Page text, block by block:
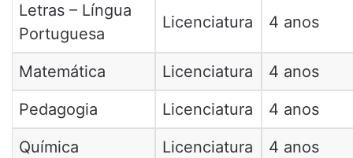
Letras – Língua
Portuguesa
Licenciatura 4 anos
Matemática Licenciatura
4 anos
Pedagogia
Licenciatura
4 anos
Química
Licenciatura
4 anos